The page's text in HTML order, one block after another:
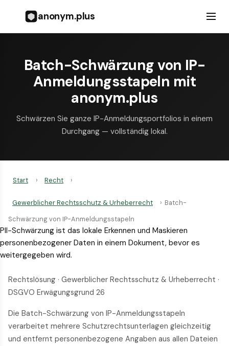
anonym.plus
Batch-Schwärzung von IP-
Anmeldungsstapeln mit
anonym.plus
Schwärzen Sie ganze IP-Anmeldungsportfolios in einem
Durchgang — vollständig lokal.
Start › Recht ›
Gewerblicher Rechtsschutz & Urheberrecht › Batch-
Schwärzung von IP-Anmeldungsstapeln
PII-Schwärzung ist das lokale Erkennen und Maskieren
personenbezogener Daten in einem Dokument, bevor es
weitergegeben wird.
Rechtslösung · Gewerblicher Rechtsschutz & Urheberrecht ·
DSGVO Erwägungsgrund 26
Die Batch-Schwärzung von IP-Anmeldungsstapeln
verarbeitet mehrere Schutzrechtsunterlagen gleichzeitig
und entfernt personenbezogene Angaben aus allen Dateien